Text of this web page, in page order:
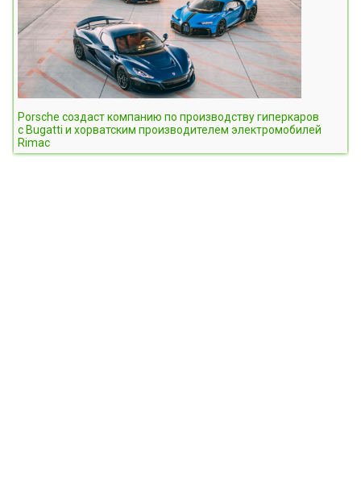
Porsche создаст компанию по производству гиперкаров
с Bugatti и хорватским производителем электромобилей
Rimac